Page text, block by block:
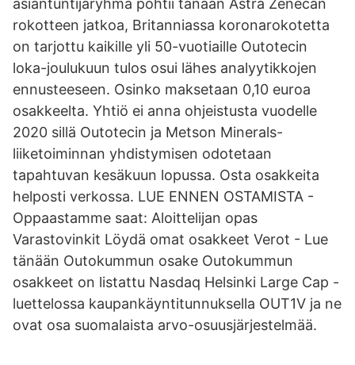
asian­tun­ti­ja­ryh­mä pohtii tänään Astra Zenecan
rokotteen jatkoa, Britanniassa ko­ro­na­ro­ko­tet­ta
on tarjottu kaikille yli 50-vuotiaille Outotecin
loka-joulukuun tulos osui lähes analyytikkojen
ennusteeseen. Osinko maksetaan 0,10 euroa
osakkeelta. Yhtiö ei anna ohjeistusta vuodelle
2020 sillä Outotecin ja Metson Minerals-
liiketoiminnan yhdistymisen odotetaan
tapahtuvan kesäkuun lopussa. Osta osakkeita
helposti verkossa. LUE ENNEN OSTAMISTA -
Oppaastamme saat: Aloittelijan opas
Varastovinkit Löydä omat osakkeet Verot - Lue
tänään Outokummun osake Outokummun
osakkeet on listattu Nasdaq Helsinki Large Cap -
luettelossa kaupankäyntitunnuksella OUT1V ja ne
ovat osa suomalaista arvo-osuusjärjestelmää.